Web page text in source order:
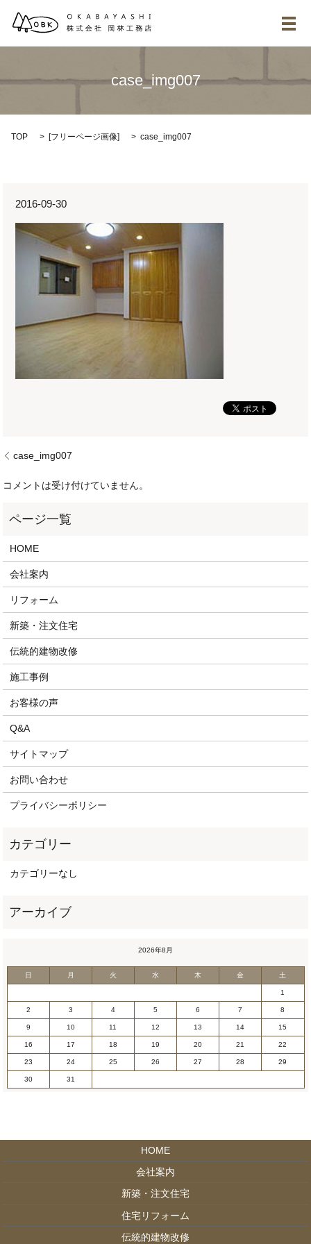
メ
case_img007
TOP [フリーページ画像] case_img007
2016-09-30
case_img007
コメントは受け付けていません。
HOME
会社案内
リフォーム
新築・注文住宅
伝統的建物改修
施工事例
お客様の声
Q&A
サイトマップ
お問い合わせ
プライバシーポリシー
カテゴリーなし
2026年8月
日 月 火 水 木 金 土
1
2 3 4 5 6 7 8
9 10 11 12 13 14 15
16 17 18 19 20 21 22
23 24 25 26 27 28 29
30 31
HOME
会社案内
新築・注文住宅
住宅リフォーム
伝統的建物改修